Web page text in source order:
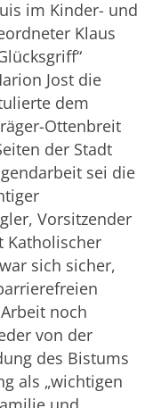
im Kinder- und
Klaus
Jost die
dem
Ottenbreit
der Stadt
sei die
Vorsitzender
Katholischer
sich sicher,
noch
von der
des Bistums
als „wichtigen